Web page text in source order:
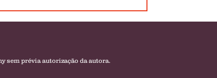
sem prévia autorização da autora.